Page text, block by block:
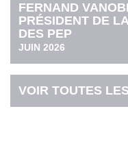
FERNAND
PRÉSIDENT DE
DES PEP
JUIN 2026
VOIR TOUTES